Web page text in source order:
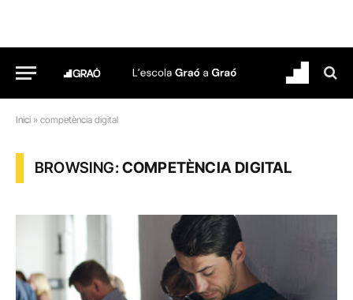
Inici » competència digital
BROWSING:COMPETÈNCIA DIGITAL